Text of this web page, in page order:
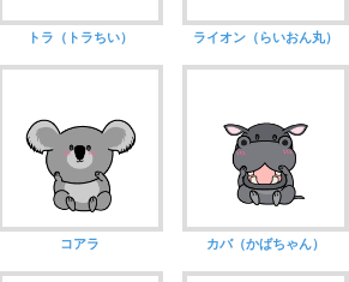
トラ（トラちい） ライオン（らいおん丸）
コアラ カバ（かばちゃん）